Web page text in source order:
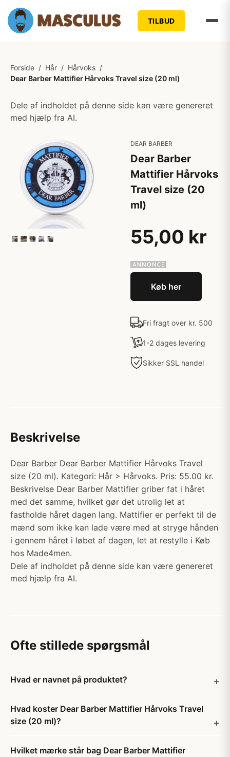
TILBUD
Forside / Hår / Hårvoks /
Dear Barber Mattifier Hårvoks Travel size (20 ml)
Dele af indholdet på denne side kan være genereret
med hjælp fra AI.
DEAR BARBER
Dear Barber
Mattifier Hårvoks
Travel size (20
ml)
55,00 kr
Køb her
Fri fragt over kr. 500
1-2 dages levering
Sikker SSL handel
Beskrivelse
Dear Barber Dear Barber Mattifier Hårvoks Travel
size (20 ml). Kategori: Hår > Hårvoks. Pris: 55.00 kr.
Beskrivelse Dear Barber Mattifier griber fat i håret
med det samme, hvilket gør det utrolig let at
fastholde håret dagen lang. Mattifier er perfekt til de
mænd som ikke kan lade være med at stryge hånden
i gennem håret i løbet af dagen, let at restylle i Køb
hos Made4men.
Dele af indholdet på denne side kan være genereret
med hjælp fra AI.
Ofte stillede spørgsmål
Hvad er navnet på produktet?
Hvad koster Dear Barber Mattifier Hårvoks Travel
size (20 ml)?
Hvilket mærke står bag Dear Barber Mattifier